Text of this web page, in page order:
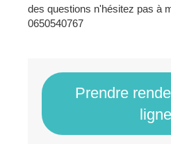
des questions n'hésitez pas à
0650540767
Prendre
ligne